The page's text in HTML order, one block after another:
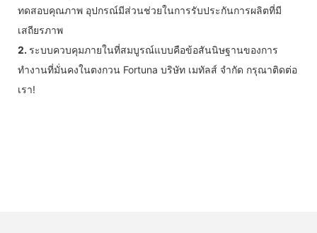
ทดสอบคุณภาพ อุปกรณ์มีส่วนช่วยในการรับประกันการผลิตที่มี
เสถียรภาพ
2. ระบบควบคุมภายในที่สมบูรณ์แบบคือข้อสันนิษฐานของการ
ทำงานที่มั่นคงในตงกวน Fortuna บริษัท เมทัลส์ จำกัด กรุณาติดต่อ
เรา!